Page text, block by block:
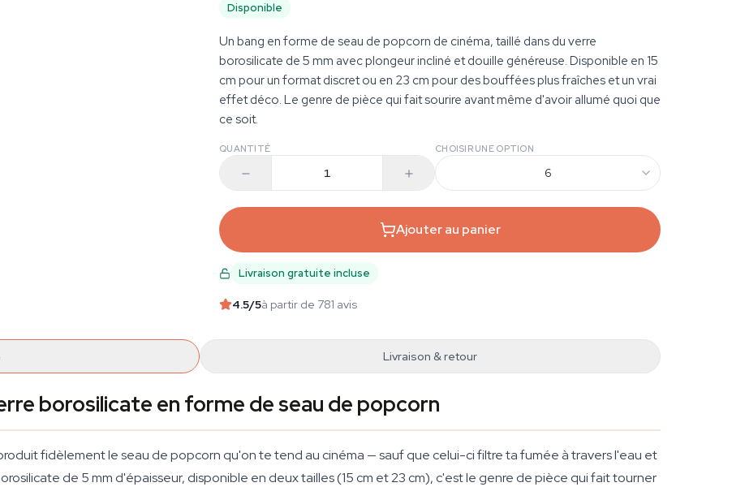
Disponible
Un bang en forme de seau de popcorn de cinéma, taillé dans du verre
borosilicate de 5 mm avec plongeur incliné et douille généreuse. Disponible en 15
cm pour un format discret ou en 23 cm pour des bouffées plus fraîches et un vrai
effet déco. Le genre de pièce qui fait sourire avant même d'avoir allumé quoi que
ce soit.
QUANTITÉ CHOISIR UNE OPTION
6
Ajouter au panier
Livraison gratuite incluse
4.5/5à partir de 781 avis
Livraison & retour
borosilicate en forme de seau de popcorn
fidèlement le seau de popcorn qu'on te tend au cinéma — sauf que celui-ci filtre ta fumée à travers l'eau et
de 5 mm d'épaisseur, disponible en deux tailles (15 cm et 23 cm), c'est le genre de pièce qui fait tourner